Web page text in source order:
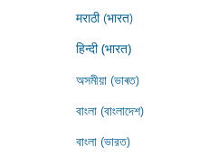
मराठी (भारत)
हिन्दी (भारत)
অসমীয়া (ভাৰত)
বাংলা (বাংলাদেশ)
বাংলা (ভারত)